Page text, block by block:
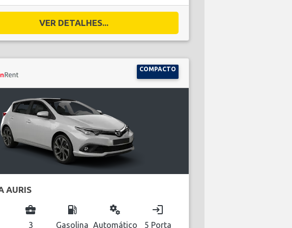
VER DETALHES...
COMPACTO
AURIS
business_center
3
local_gas_station
Gasolina
miscellaneous_services
Automático
login
5 Porta